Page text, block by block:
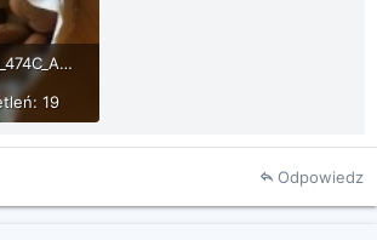
85924BCC_057B_474C_ABD6_B6F9491F88AC.jpeg
19
Odpowiedz